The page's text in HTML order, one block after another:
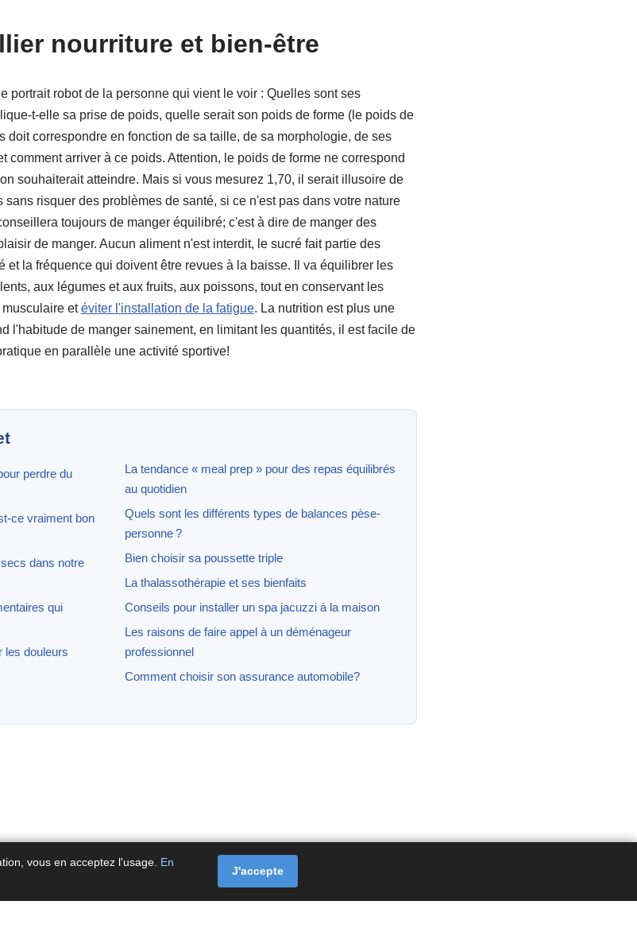
nourriture et bien-être
portrait robot de la personne qui vient le voir : Quelles sont ses
t-elle sa prise de poids, quelle serait son poids de forme (le poids de
doit correspondre en fonction de sa taille, de sa morphologie, de ses
comment arriver à ce poids. Attention, le poids de forme ne correspond
souhaiterait atteindre. Mais si vous mesurez 1,70, il serait illusoire de
risquer des problèmes de santé, si ce n'est pas dans votre nature
toujours de manger équilibré; c'est à dire de manger des
de manger. Aucun aliment n'est interdit, le sucré fait partie des
et la fréquence qui doivent être revues à la baisse. Il va équilibrer les
aux légumes et aux fruits, aux poissons, tout en conservant les
etéviter l'installation de la fatigue. La nutrition est plus une
l'habitude de manger sainement, en limitant les quantités, il est facile de
en parallèle une activité sportive!
perdre du
ce vraiment bon
dans notre
qui
les douleurs
La tendance « meal prep » pour des repas équilibrés
au quotidien
Quels sont les différents types de balances pèse-
personne ?
Bien choisir sa poussette triple
La thalassothérapie et ses bienfaits
Conseils pour installer un spa jacuzzi à la maison
Les raisons de faire appel à un déménageur
professionnel
Comment choisir son assurance automobile?
vous en acceptez l'usage. En
J'accepte